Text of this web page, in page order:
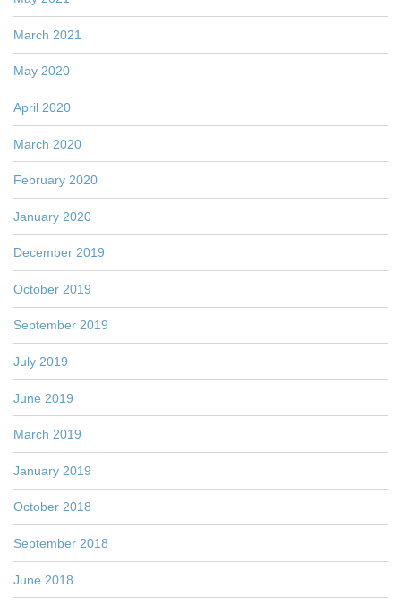
March 2021
May 2020
April 2020
March 2020
February 2020
January 2020
December 2019
October 2019
September 2019
July 2019
June 2019
March 2019
January 2019
October 2018
September 2018
June 2018